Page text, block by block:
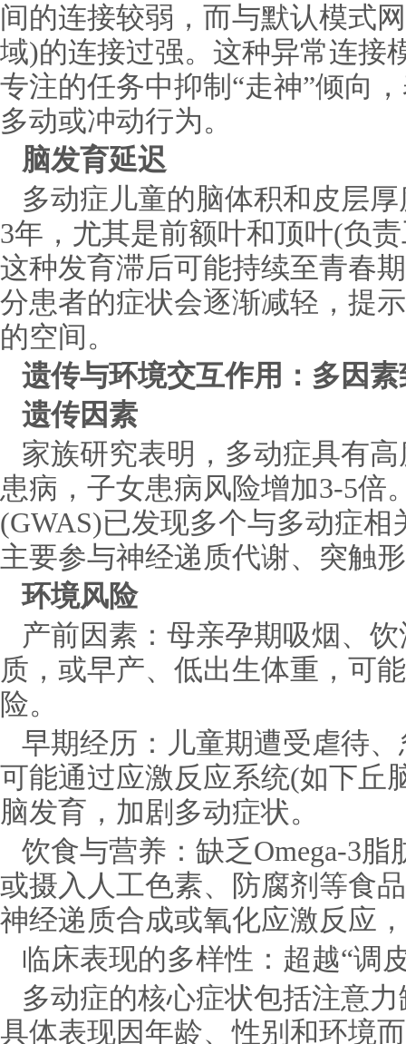
间的连接较弱，而与默认模式
域)的连接过强。这种异常连接
专注的任务中抑制“走神”倾向
多动或冲动行为。
脑发育延迟
多动症儿童的脑体积和皮层
3年，尤其是前额叶和顶叶(负
这种发育滞后可能持续至青春
分患者的症状会逐渐减轻，提
的空间。
遗传与环境交互作用：多因
遗传因素
家族研究表明，多动症具有
患病，子女患病风险增加3-5倍
(GWAS)已发现多个与多动症
主要参与神经递质代谢、突触
环境风险
产前因素：母亲孕期吸烟、
质，或早产、低出生体重，可
险。
早期经历：儿童期遭受虐待
可能通过应激反应系统(如下丘
脑发育，加剧多动症状。
饮食与营养：缺乏Omega-3
或摄入人工色素、防腐剂等食
神经递质合成或氧化应激反应
临床表现的多样性：超越“调
多动症的核心症状包括注意
具体表现因年龄、性别和环境